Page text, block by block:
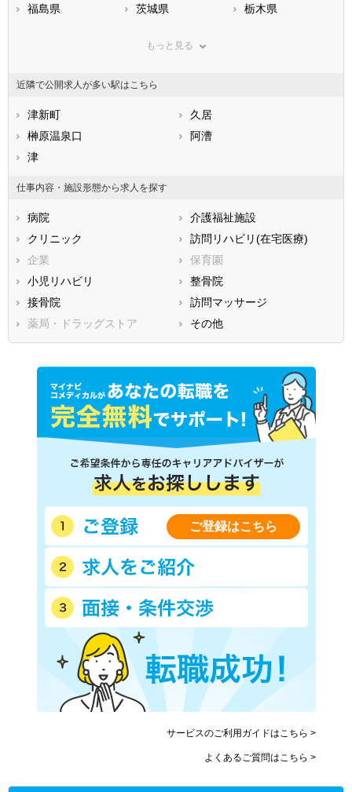
福島県
茨城県
栃木県
神奈川県
石川県
福井県
静岡県
滋賀県
兵庫県
香川県
高知県
福岡県
長崎県
熊本県
鹿児島県
もっと見る
近隣で公開求人が多い駅はこちら
津新町
久居
榊原温泉口
阿漕
津
仕事内容・施設形態から求人を探す
病院
介護福祉施設
クリニック
訪問リハビリ(在宅医療)
企業
保育園
小児リハビリ
整骨院
接骨院
訪問マッサージ
薬局・ドラッグストア
その他
ご登録はこちら
サービスのご利用ガイドはこちら >
よくあるご質問はこちら >